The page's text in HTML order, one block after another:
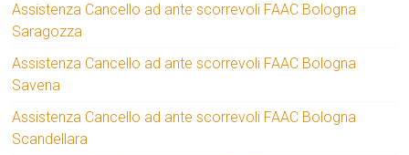
Assistenza Cancello ad ante scorrevoli FAAC Bologna
Saragozza
Assistenza Cancello ad ante scorrevoli FAAC Bologna
Savena
Assistenza Cancello ad ante scorrevoli FAAC Bologna
Scandellara